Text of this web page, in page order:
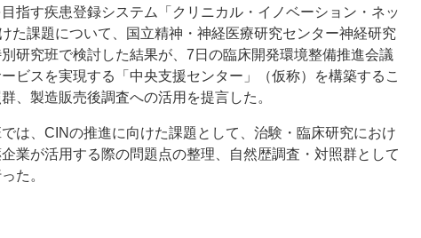
指す疾患登録システム「クリニカル・イノベーション・ネッ
た課題について、国立精神・神経医療研究センター神経研究
研究班で検討した結果が、7日の臨床開発環境整備推進会議
ビスを実現する「中央支援センター」（仮称）を構築するこ
、製造販売後調査への活用を提言した。
は、CINの推進に向けた課題として、治験・臨床研究におけ
業が活用する際の問題点の整理、自然歴調査・対照群として
た。